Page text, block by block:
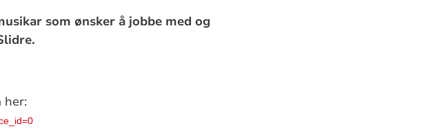
som ønsker å jobbe med og
her: